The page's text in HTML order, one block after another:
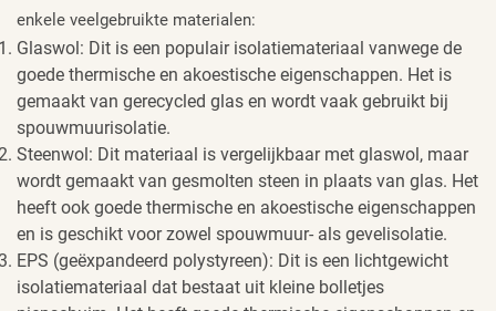
enkele veelgebruikte materialen:
Glaswol: Dit is een populair isolatiemateriaal vanwege de
goede thermische en akoestische eigenschappen. Het is
gemaakt van gerecycled glas en wordt vaak gebruikt bij
spouwmuurisolatie.
Steenwol: Dit materiaal is vergelijkbaar met glaswol, maar
wordt gemaakt van gesmolten steen in plaats van glas. Het
heeft ook goede thermische en akoestische eigenschappen
en is geschikt voor zowel spouwmuur- als gevelisolatie.
EPS (geëxpandeerd polystyreen): Dit is een lichtgewicht
isolatiemateriaal dat bestaat uit kleine bolletjes